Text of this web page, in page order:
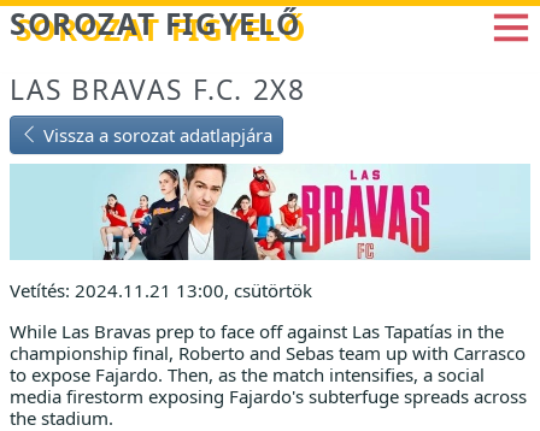
Betöltés...
SOROZAT FIGYELŐ
LAS BRAVAS F.C. 2X8
Vissza a sorozat adatlapjára
Vetítés: 2024.11.21 13:00, csütörtök
While Las Bravas prep to face off against Las Tapatías in the
championship final, Roberto and Sebas team up with Carrasco
to expose Fajardo. Then, as the match intensifies, a social
media firestorm exposing Fajardo's subterfuge spreads across
the stadium.